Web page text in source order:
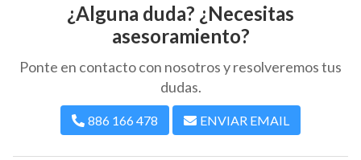
¿Alguna duda? ¿Necesitas
asesoramiento?
Ponte en contacto con nosotros y resolveremos tus
dudas.
886 166 478 ENVIAR EMAIL